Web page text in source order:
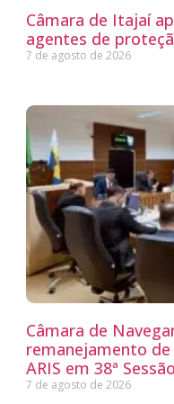
Câmara de Itajaí
agentes de
7 de agosto de 2026
Câmara de
remanejamento de
ARIS em 38ª Sessão
7 de agosto de 2026